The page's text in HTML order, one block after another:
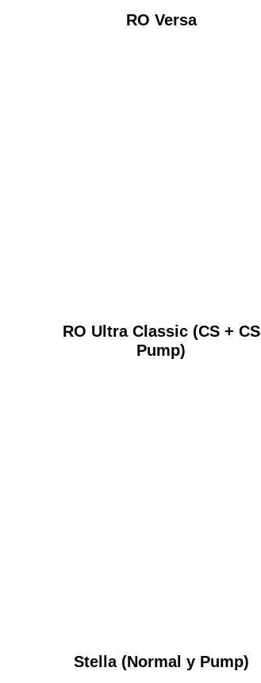
RO Versa
RO Ultra Classic (CS + CS
Pump)
Stella (Normal y Pump)